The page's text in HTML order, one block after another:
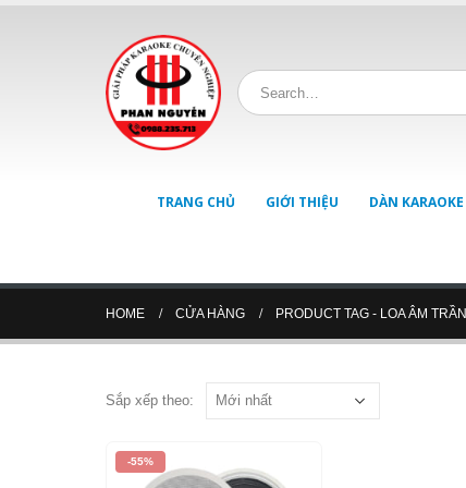
TRANG CHỦ GIỚI THIỆU DÀN KARAOKE
HOME CỬA HÀNG PRODUCT TAG - LOA ÂM TRẦN
Sắp xếp theo:
-55%